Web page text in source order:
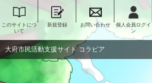
このサイトにつ
いて
新規登録 お問い合わせ
個人会員ログイ
ン
大府市民活動支援サイト コラビア